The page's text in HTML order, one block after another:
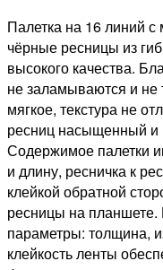
линий)
Палетка на 16 линий с
чёрные ресницы из
высокого качества.
не заламываются и не
мягкое, текстура не
ресниц насыщенный и
Содержимое палетки
и длину, ресничка к
клейкой обратной
ресницы на
параметры: толщина,
клейкость ленты